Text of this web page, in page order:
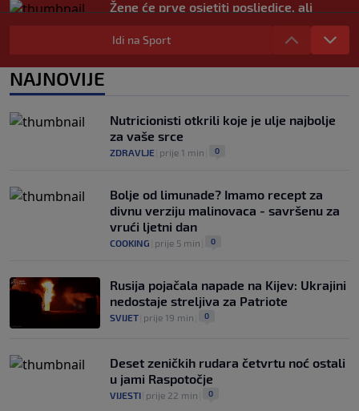
Žene će prve osjetiti posljedice, ali
poručuju: Ako treba, neka bude bojkot
NOGOMET|7. aug.
Zvanično: Samed Baždar ima novi klub,
Idi na Sport
NAJNOVIJE
Nutricionisti otkrili koje je ulje najbolje
za vaše srce
ZDRAVLJE prije 1 min 0
Bolje od limunade? Imamo recept za
divnu verziju malinovaca - savršenu za
vrući ljetni dan
COOKING prije 5 min 0
Rusija pojačala napade na Kijev: Ukrajini
nedostaje streljiva za Patriote
SVIJET prije 19 min 0
Deset zeničkih rudara četvrtu noć ostali
u jami Raspotočje
VIJESTI prije 22 min 0